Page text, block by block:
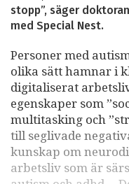
stopp”, säger
med Special Nest.
Personer med
olika sätt hamnar i
digitaliserat
egenskaper som
multitasking och
till seglivade
kunskap om
arbetsliv som är